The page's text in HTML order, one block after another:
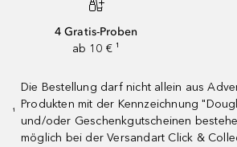
4 Gratis-Proben
ab 10 € ¹
¹
Die Bestellung darf nicht allein aus
Produkten mit der Kennzeichnung
und/oder Geschenkgutscheinen
möglich bei der Versandart Click &